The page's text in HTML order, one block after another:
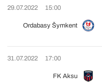
29.07.2022 15:00
Ordabasy Šymkent
31.07.2022 17:00
FK Aksu